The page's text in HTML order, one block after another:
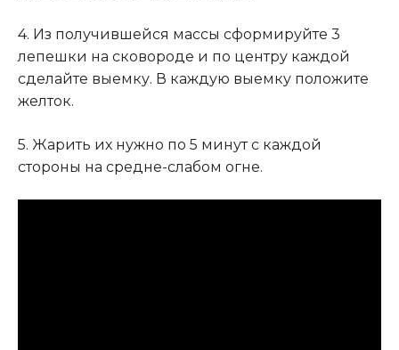
4. Из получившейся массы сформируйте 3
лепешки на сковороде и по центру каждой
сделайте выемку. В каждую выемку положите
желток.
5. Жарить их нужно по 5 минут с каждой
стороны на средне-слабом огне.